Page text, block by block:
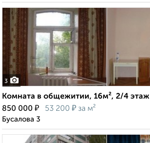
3
Комната в общежитии, 16м², 2/4 этаж
850 000 ₽ 53 200 ₽ за м²
Бусалова 3